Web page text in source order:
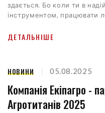
здається. Бо коли ти в
інструментом, працювати
ДЕТАЛЬНІШЕ
НОВИНИ 05.08.2025
Компанія Екіпагро -
Агротитанів 2025